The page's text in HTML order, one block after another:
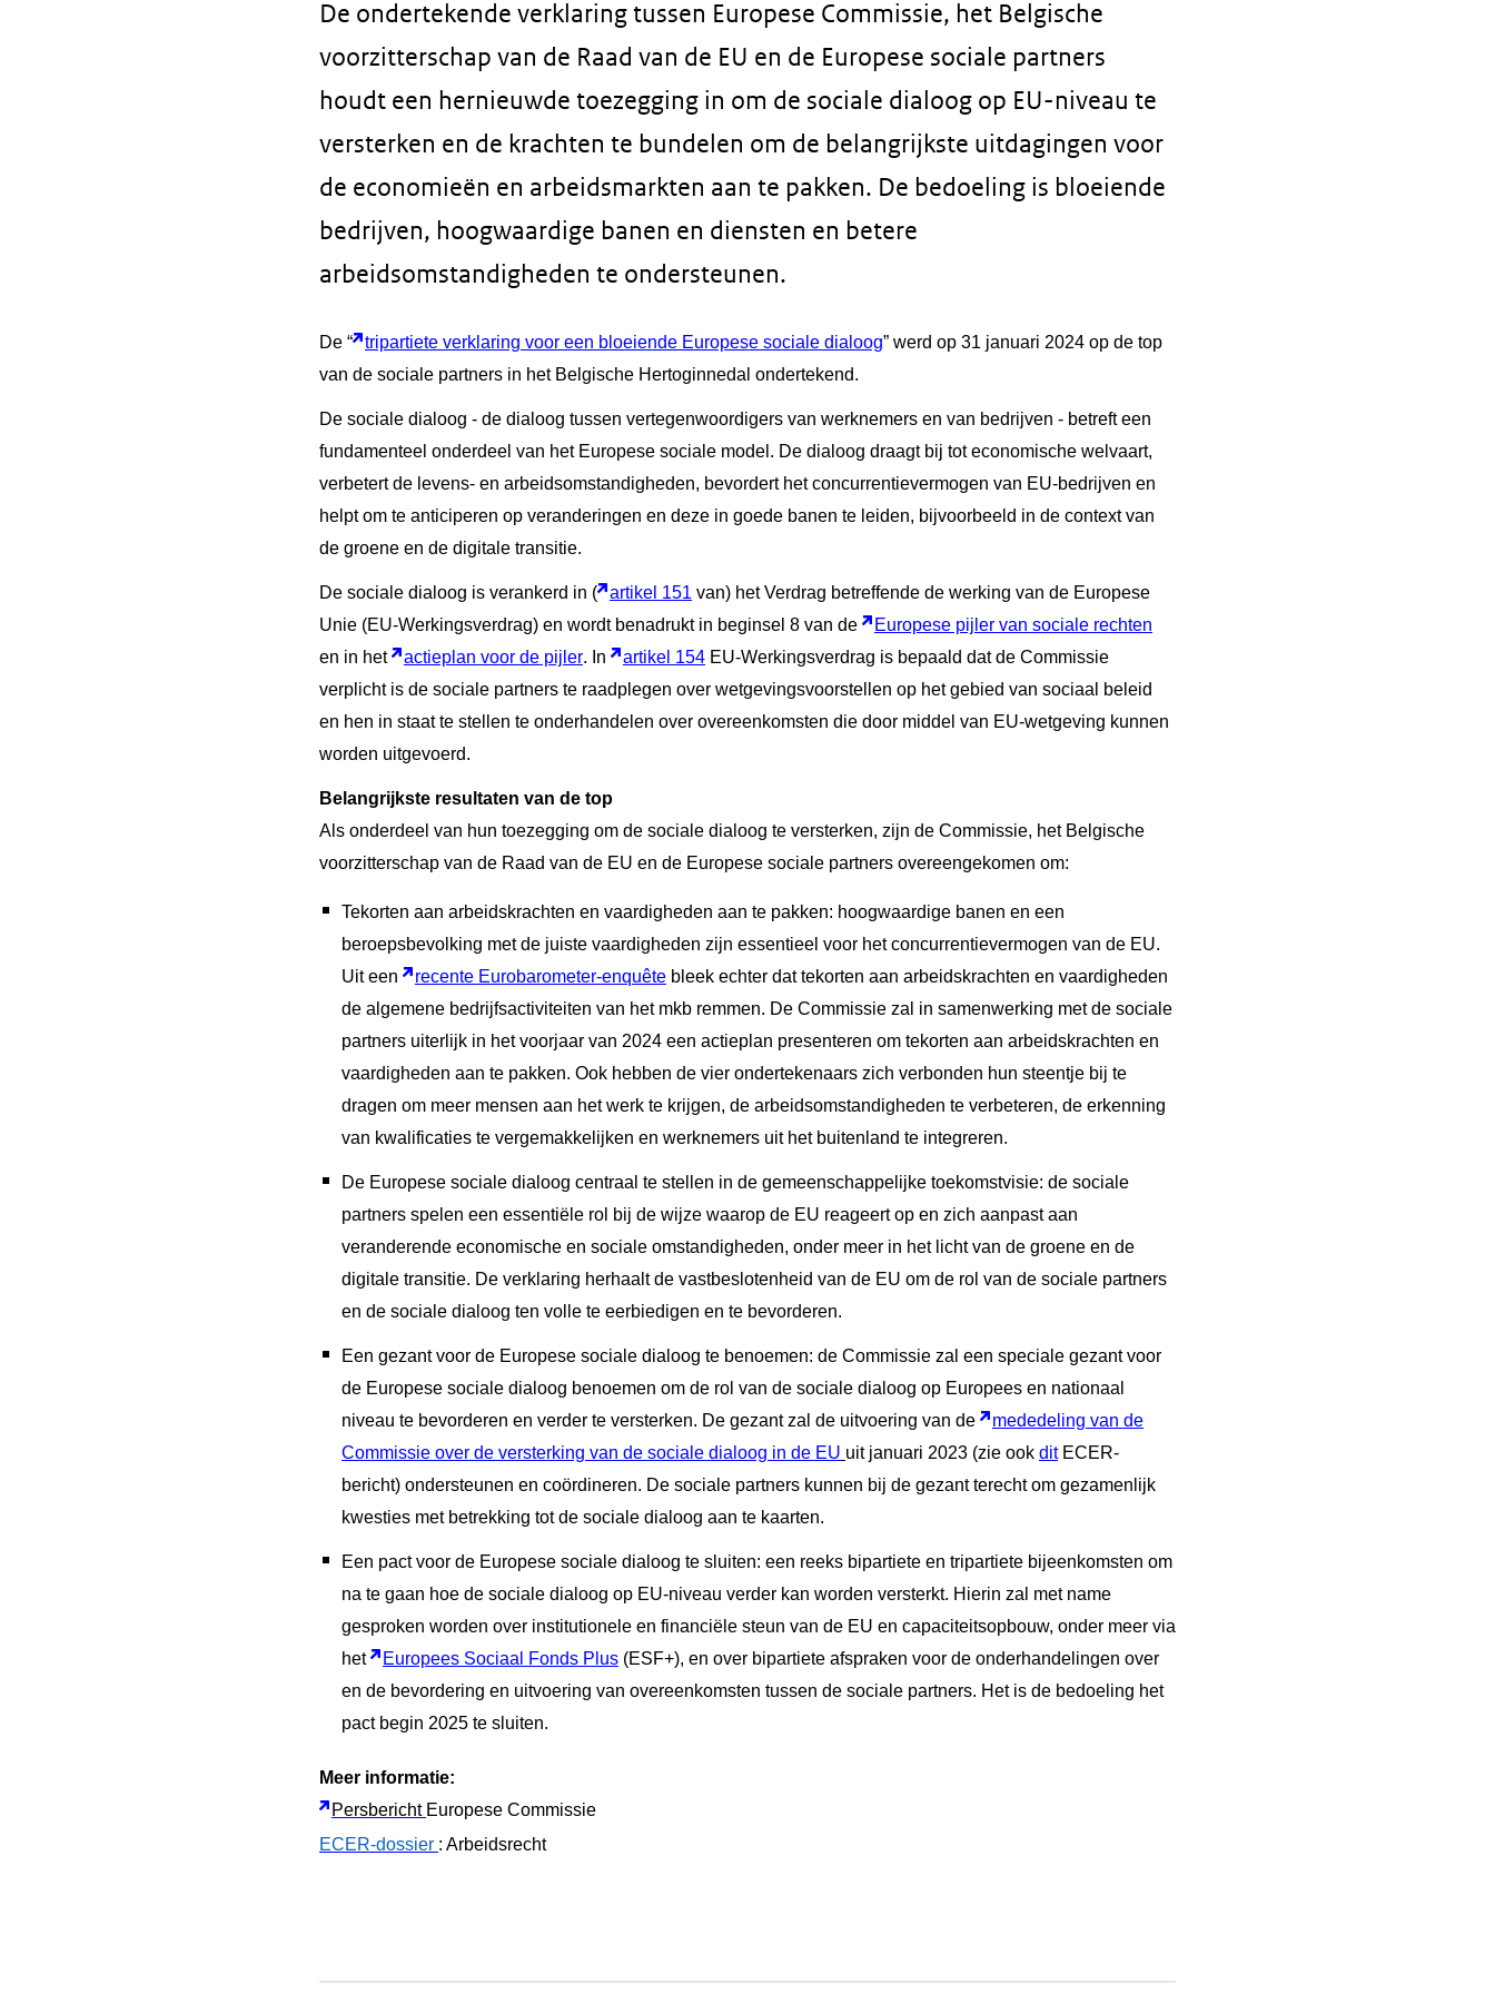
De ondertekende verklaring tussen Europese Commissie, het Belgische
voorzitterschap van de Raad van de EU en de Europese sociale partners
houdt een hernieuwde toezegging in om de sociale dialoog op EU-niveau te
versterken en de krachten te bundelen om de belangrijkste uitdagingen voor
de economieën en arbeidsmarkten aan te pakken. De bedoeling is bloeiende
bedrijven, hoogwaardige banen en diensten en betere
arbeidsomstandigheden te ondersteunen.
De “ tripartiete verklaring voor een bloeiende Europese sociale dialoog” werd op 31 januari 2024 op de top
van de sociale partners in het Belgische Hertoginnedal ondertekend.
De sociale dialoog - de dialoog tussen vertegenwoordigers van werknemers en van bedrijven - betreft een
fundamenteel onderdeel van het Europese sociale model. De dialoog draagt bij tot economische welvaart,
verbetert de levens- en arbeidsomstandigheden, bevordert het concurrentievermogen van EU-bedrijven en
helpt om te anticiperen op veranderingen en deze in goede banen te leiden, bijvoorbeeld in de context van
de groene en de digitale transitie.
De sociale dialoog is verankerd in ( artikel 151 van) het Verdrag betreffende de werking van de Europese
Unie (EU-Werkingsverdrag) en wordt benadrukt in beginsel 8 van de
Europese pijler van sociale rechten
en in het
actieplan voor de pijler. In artikel 154 EU-Werkingsverdrag is bepaald dat de Commissie
verplicht is de sociale partners te raadplegen over wetgevingsvoorstellen op het gebied van sociaal beleid
en hen in staat te stellen te onderhandelen over overeenkomsten die door middel van EU-wetgeving kunnen
worden uitgevoerd.
Belangrijkste resultaten van de top
Als onderdeel van hun toezegging om de sociale dialoog te versterken, zijn de Commissie, het Belgische
voorzitterschap van de Raad van de EU en de Europese sociale partners overeengekomen om:
Tekorten aan arbeidskrachten en vaardigheden aan te pakken: hoogwaardige banen en een
beroepsbevolking met de juiste vaardigheden zijn essentieel voor het concurrentievermogen van de EU.
Uit een
recente Eurobarometer-enquête bleek echter dat tekorten aan arbeidskrachten en vaardigheden
de algemene bedrijfsactiviteiten van het mkb remmen. De Commissie zal in samenwerking met de sociale
partners uiterlijk in het voorjaar van 2024 een actieplan presenteren om tekorten aan arbeidskrachten en
vaardigheden aan te pakken. Ook hebben de vier ondertekenaars zich verbonden hun steentje bij te
dragen om meer mensen aan het werk te krijgen, de arbeidsomstandigheden te verbeteren, de erkenning
van kwalificaties te vergemakkelijken en werknemers uit het buitenland te integreren.
De Europese sociale dialoog centraal te stellen in de gemeenschappelijke toekomstvisie: de sociale
partners spelen een essentiële rol bij de wijze waarop de EU reageert op en zich aanpast aan
veranderende economische en sociale omstandigheden, onder meer in het licht van de groene en de
digitale transitie. De verklaring herhaalt de vastbeslotenheid van de EU om de rol van de sociale partners
en de sociale dialoog ten volle te eerbiedigen en te bevorderen.
Een gezant voor de Europese sociale dialoog te benoemen: de Commissie zal een speciale gezant voor
de Europese sociale dialoog benoemen om de rol van de sociale dialoog op Europees en nationaal
niveau te bevorderen en verder te versterken. De gezant zal de uitvoering van de
mededeling van de
Commissie over de versterking van de sociale dialoog in de EU uit januari 2023 (zie ook ditECER-
bericht) ondersteunen en coördineren. De sociale partners kunnen bij de gezant terecht om gezamenlijk
kwesties met betrekking tot de sociale dialoog aan te kaarten.
Een pact voor de Europese sociale dialoog te sluiten: een reeks bipartiete en tripartiete bijeenkomsten om
na te gaan hoe de sociale dialoog op EU-niveau verder kan worden versterkt. Hierin zal met name
gesproken worden over institutionele en financiële steun van de EU en capaciteitsopbouw, onder meer via
het
Europees Sociaal Fonds Plus (ESF+), en over bipartiete afspraken voor de onderhandelingen over
en de bevordering en uitvoering van overeenkomsten tussen de sociale partners. Het is de bedoeling het
pact begin 2025 te sluiten.
Meer informatie:
Persbericht Europese Commissie
ECER-dossier : Arbeidsrecht